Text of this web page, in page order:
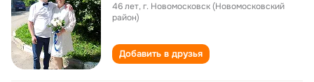
46 лет,г. Новомосковск (Новомосковский
район)
Добавить в друзья